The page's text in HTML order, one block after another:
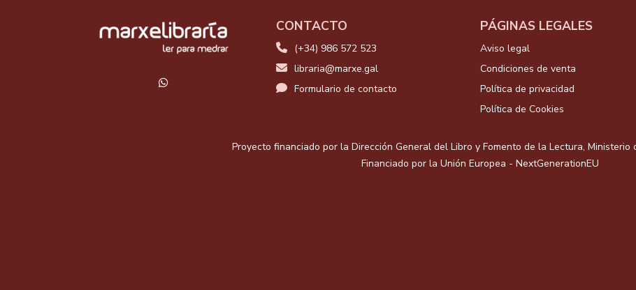
CONTACTO
(+34) 986 572 523
libraria@marxe.gal
Formulario de contacto
PÁGINAS LEGALES
Aviso legal
Condiciones de venta
Política de privacidad
Política de Cookies
Proyecto financiado por la Dirección General del Libro y Fomento de la Lectura, Ministerio
Financiado por la Unión Europea - NextGenerationEU